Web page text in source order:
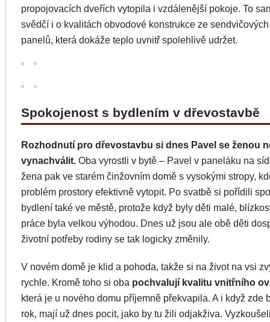
propojovacích dveřích vytopila i vzdálenější pokoje. To
svědčí i o kvalitách obvodové konstrukce ze
panelů, která dokáže teplo uvnitř spolehlivě udržet.
Spokojenost s bydlením v dřevostavbě
Rozhodnutí pro dřevostavbu si dnes Pavel se ženou
vynachválit. Oba vyrostli v bytě – Pavel v paneláku na
žena pak ve starém činžovním domě s vysokými stropy,
problém prostory efektivně vytopit. Po svatbě si pořídili
bydlení také ve městě, protože když byly děti malé,
práce byla velkou výhodou. Dnes už jsou ale obě děti
životní potřeby rodiny se tak logicky změnily.
V novém domě je klid a pohoda, takže si na život na vsi
rychle. Kromě toho si oba pochvalují kvalitu vnitřního
která je u nového domu příjemně překvapila. A i když zde
rok, mají už dnes pocit, jako by tu žili odjakživa.